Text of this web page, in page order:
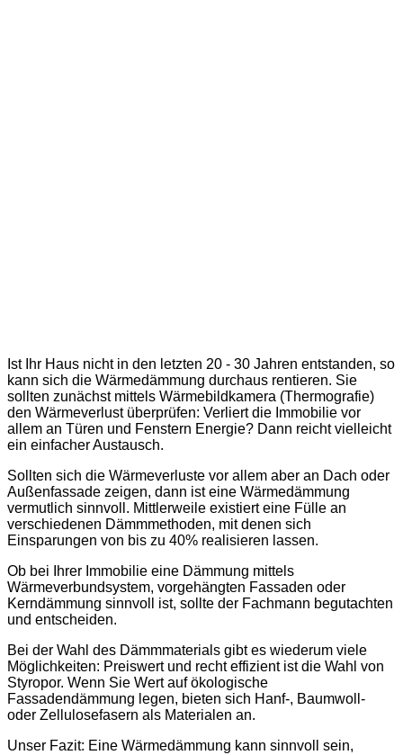
Ist Ihr Haus nicht in den letzten 20 - 30 Jahren entstanden, so
kann sich die Wärmedämmung durchaus rentieren. Sie
sollten zunächst mittels Wärmebildkamera (Thermografie)
den Wärmeverlust überprüfen: Verliert die Immobilie vor
allem an Türen und Fenstern Energie? Dann reicht vielleicht
ein einfacher Austausch.
Sollten sich die Wärmeverluste vor allem aber an Dach oder
Außenfassade zeigen, dann ist eine Wärmedämmung
vermutlich sinnvoll. Mittlerweile existiert eine Fülle an
verschiedenen Dämmmethoden, mit denen sich
Einsparungen von bis zu 40% realisieren lassen.
Ob bei Ihrer Immobilie eine Dämmung mittels
Wärmeverbundsystem, vorgehängten Fassaden oder
Kerndämmung sinnvoll ist, sollte der Fachmann begutachten
und entscheiden.
Bei der Wahl des Dämmmaterials gibt es wiederum viele
Möglichkeiten: Preiswert und recht effizient ist die Wahl von
Styropor. Wenn Sie Wert auf ökologische
Fassadendämmung legen, bieten sich Hanf-, Baumwoll-
oder Zellulosefasern als Materialen an.
Unser Fazit: Eine Wärmedämmung kann sinnvoll sein,